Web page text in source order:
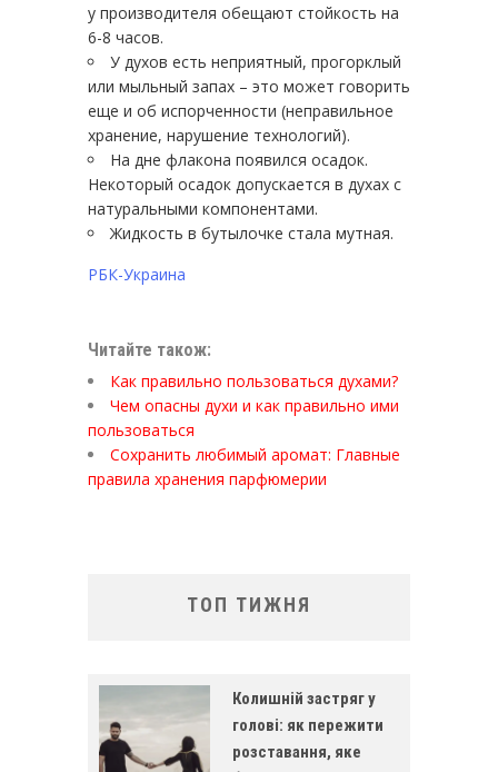
у производителя обещают стойкость на
6-8 часов.
У духов есть неприятный, прогорклый
или мыльный запах – это может говорить
еще и об испорченности (неправильное
хранение, нарушение технологий).
На дне флакона появился осадок.
Некоторый осадок допускается в духах с
натуральными компонентами.
Жидкость в бутылочке стала мутная.
РБК-Украина
Читайте також:
Как правильно пользоваться духами?
Чем опасны духи и как правильно ими
пользоваться
Сохранить любимый аромат: Главные
правила хранения парфюмерии
ТОП ТИЖНЯ
Колишній застряг у
голові: як пережити
розставання, яке